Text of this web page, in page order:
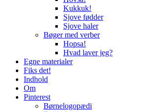
Kukkuk!
Sjove fødder
Sjove haler
Bøger med verber
Hopsa!
Hvad laver jeg?
Egne materialer
Fiks det!
Indhold
Om
Pinterest
Børnelogopædi